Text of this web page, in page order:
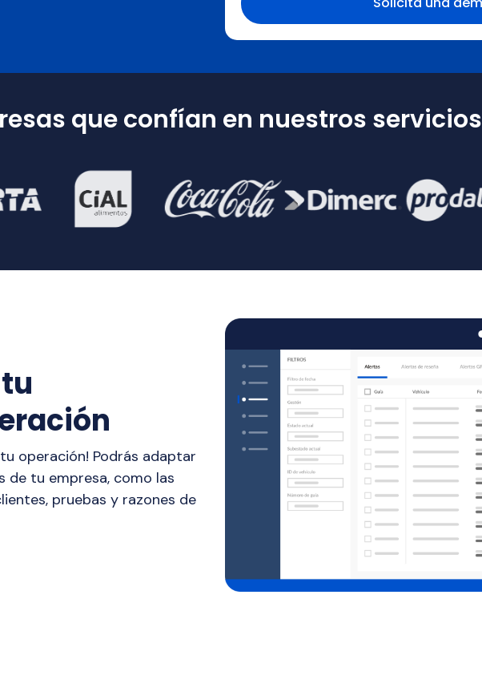
que confían en nuestros servicios
operación! Podrás adaptar
de tu empresa, como las
pruebas y razones de